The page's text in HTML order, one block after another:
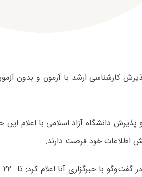
کارشناسی ارشد با آزمون و بدون
دانشگاه آزاد اسلامی با اعلام این
اطلاعات خود فرصت دارند.